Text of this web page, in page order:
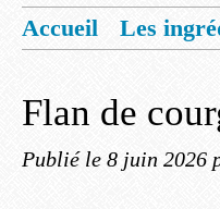
Accueil
Les
Flan de
Publié le 8 juin 2026